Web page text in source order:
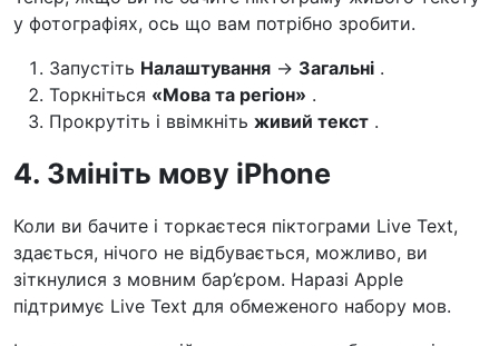
у фотографіях, ось що вам потрібно зробити.
Запустіть Налаштування → Загальні .
Торкніться «Мова та регіон» .
Прокрутіть і ввімкніть живий текст .
4. Змініть мову iPhone
Коли ви бачите і торкаєтеся піктограми Live Text,
здається, нічого не відбувається, можливо, ви
зіткнулися з мовним бар’єром. Наразі Apple
підтримує Live Text для обмеженого набору мов.